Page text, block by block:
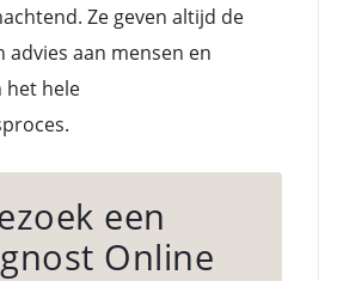
Ze geven altijd de
advies aan mensen en
het hele
een
Online